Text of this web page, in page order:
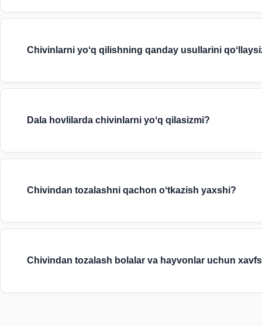
Chivinlarni yoʻq qilishning qanday usullarini
Dala hovlilarda chivinlarni yoʻq qilasizmi?
boʻyicha boramiz.
Chivindan tozalashni qachon oʻtkazish yaxshi?
ishlaydi.
Chivindan tozalash bolalar va hayvonlar uchun